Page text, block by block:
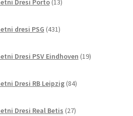
Dresi Porto 13izdelkov
dresi PSG 431izdelkov
Dresi PSV Eindhoven 19izdelkov
Dresi RB Leipzig 84izdelkov
Dresi Real Betis 27